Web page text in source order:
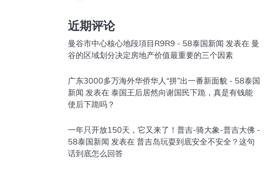
近期评论
曼谷市中心核心地段項目R9R9 - 58泰国新闻 发表在 曼
谷的区域划分决定房地产价值最重要的三个因素
广东3000多万海外华侨华人“拼”出一番新面貌 - 58泰国
新闻 发表在 泰国王后居然向谢国民下跪，真是有钱能
使后下跪吗？
一年只开放150天，它又来了！普吉-骑大象-普吉大佛 -
58泰国新闻 发表在 普吉岛玩耍到底安全不安全？这句
话到底怎么回答